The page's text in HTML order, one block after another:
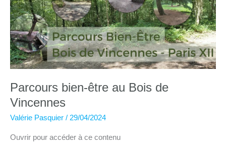
Tirepoil
Parcours bien-être au Bois de
Vincennes
Valérie Pasquier / 29/04/2024
Ouvrir pour accéder à ce contenu